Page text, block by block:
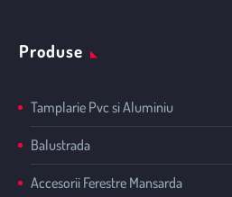
Produse
Tamplarie Pvc si Aluminiu
Balustrada
Accesorii Ferestre Mansarda